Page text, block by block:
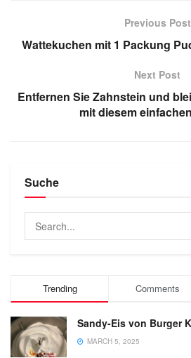
Previous Post
Wattekuchen mit 1 Packung
Next Post
Entfernen Sie Zahnstein und
mit diesem
Suche
Trending Comments
Sandy-Eis von Burger
MARCH 5, 2025